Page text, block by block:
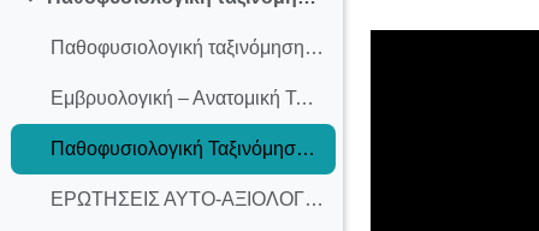
Collapse
Παθοφυσιολογική ταξινόμηση συγγενών καρδιοπαθειών
Εμβρυολογική – Ανατομική Ταξινόμηση Συγγενών Καρδιοπαθεών
Παθοφυσιολογική Ταξινόμηση Συγγενών Καρδιοπαθειών
ΕΡΩΤΗΣΕΙΣ ΑΥΤΟ-ΑΞΙΟΛΟΓΗΣΗΣ